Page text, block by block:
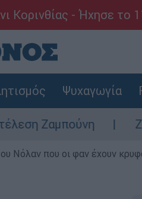
Κορινθίας - Ήχησε το
Ψυχαγωγία
Νόλαν που οι φαν έχουν